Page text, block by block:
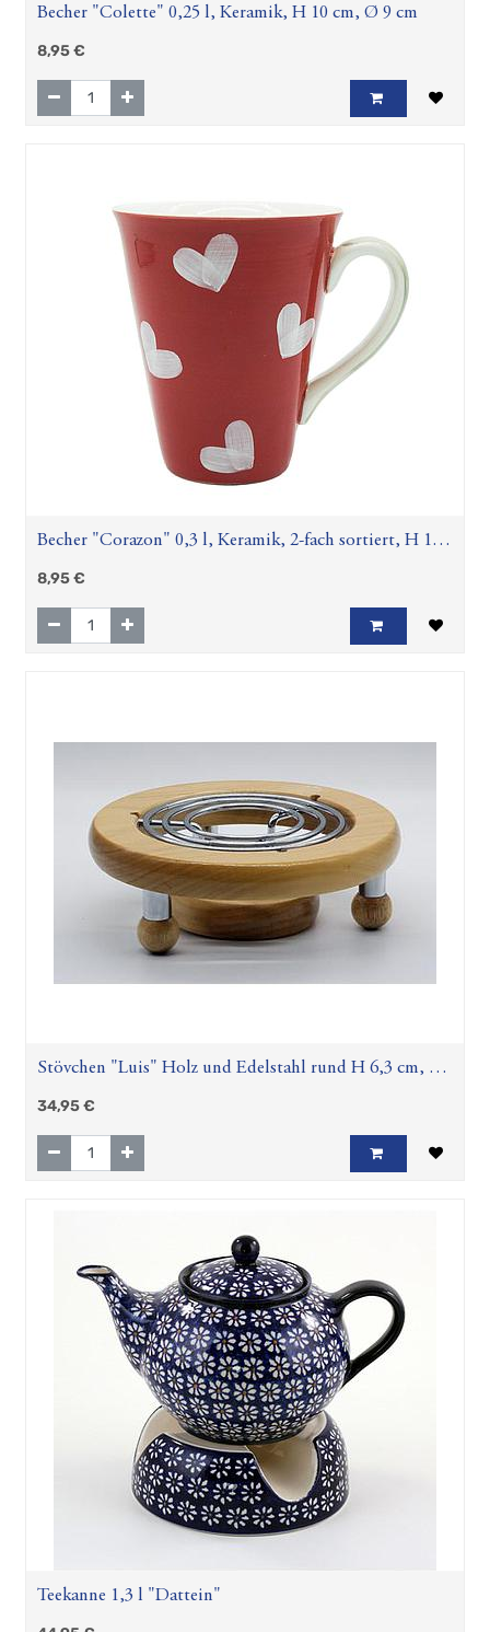
Becher "Colette" 0,25 l, Keramik, H 10 cm, Ø 9 cm
8,95€
Becher "Corazon" 0,3 l, Keramik, 2-fach sortiert, H 12
cm, Ø 8,5 cm
8,95€
Stövchen "Luis" Holz und Edelstahl rund H 6,3 cm, Ø
18 cm
34,95€
Teekanne 1,3 l "Dattein"